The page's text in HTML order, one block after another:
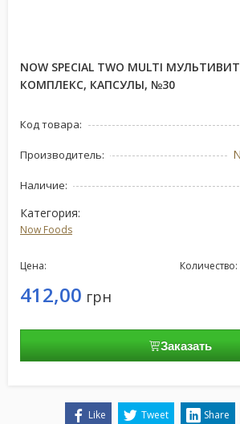
NOW SPECIAL TWO MULTI
КОМПЛЕКС, КАПСУЛЫ, №30
Код товара:
Производитель:
Наличие:
Категория:
Now Foods
Цена:
412,00 грн
Количество:
Заказать
Like Tweet Share